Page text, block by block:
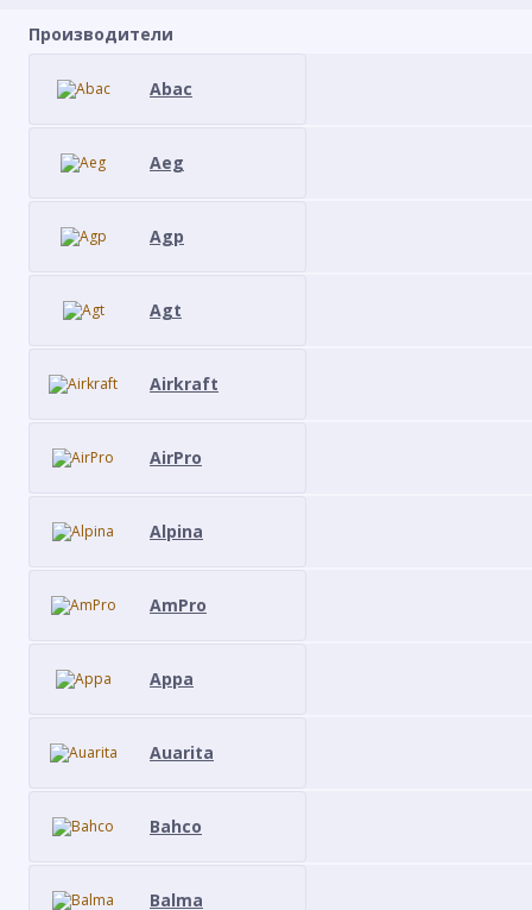
Производители
Abac
Aeg
Agp
Agt
Airkraft
AirPro
Alpina
AmPro
Appa
Auarita
Bahco
Balma